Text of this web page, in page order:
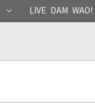
LIVE DAM WAO!